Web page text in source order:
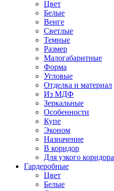
Цвет
Белые
Венге
Светлые
Темные
Размер
Малогабаритные
Форма
Угловые
Отделка и материал
Из МДФ
Зеркальные
Особенности
Купе
Эконом
Назначение
В коридор
Для узкого коридора
Гардеробные
Цвет
Белые